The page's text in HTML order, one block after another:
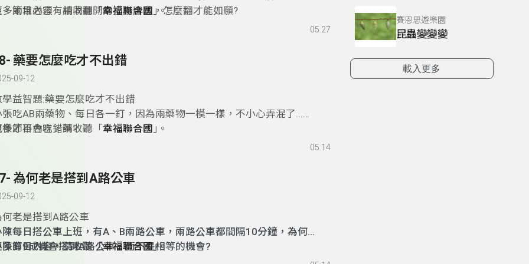
，兩堆必須有相同翻開的撲克牌數，怎麼翻才能如願?
多節目內容，請收聽「幸福聯合國 ｣。
05:27
藥要怎麼吃才不出錯
09-12
學益智題:藥要怎麼吃才不出錯
張吃AB兩藥物、每日各一釘，因為兩藥物一模一樣，不小心弄混了...要
樣才不會吃錯藥?
多節目內容，請收聽「幸福聯合國 ｣。
05:14
為何老是搭到A路公車
09-12
何老是搭到A路公車
陳每日搭公車上班，有A、B兩路公車，兩路公車都間隔10分鐘，為何
陳有9成機會搭到A路公車，而不是相等的機會?
多節目內容，請收聽「幸福聯合國｣。
賽恩思遊樂園
昆蟲變變變
載入更多